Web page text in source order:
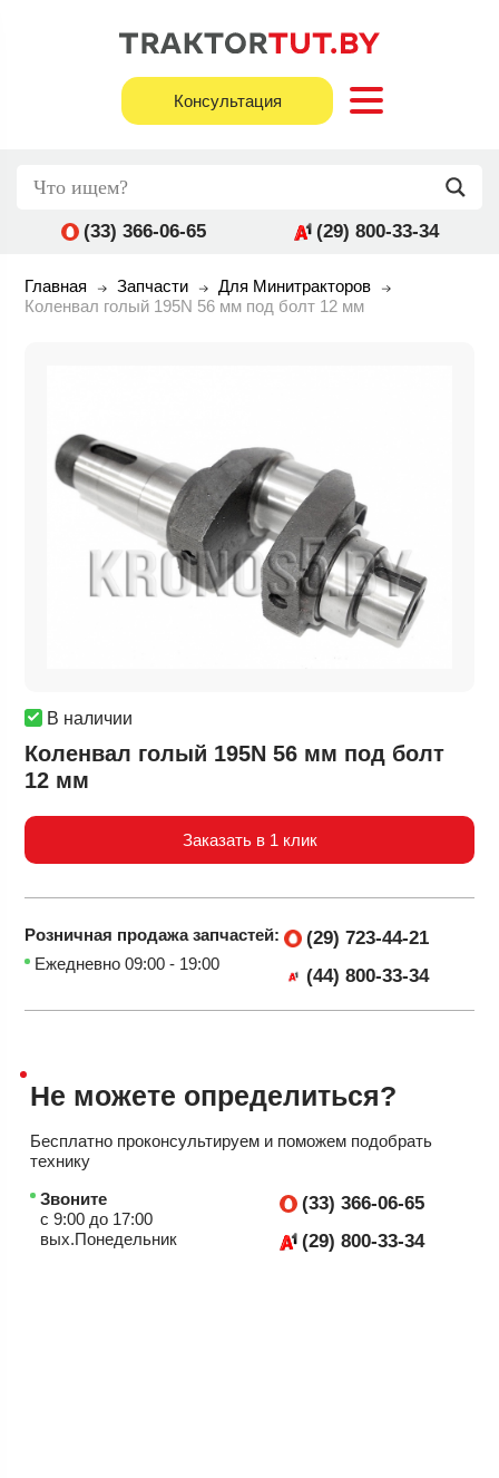
Консультация
(33) 366-06-65 (29) 800-33-34
Главная Запчасти
Для Минитракторов
Коленвал голый 195N 56 мм под болт 12 мм
В наличии
Коленвал голый 195N 56 мм под болт
12 мм
Заказать в 1 клик
Розничная продажазапчастей:
Ежедневно 09:00 - 19:00
(29) 723-44-21
(44) 800-33-34
Не можете определиться?
Бесплатно проконсультируем и поможем подобрать
технику
Звоните
с 9:00 до 17:00
вых.Понедельник
(33) 366-06-65
(29) 800-33-34